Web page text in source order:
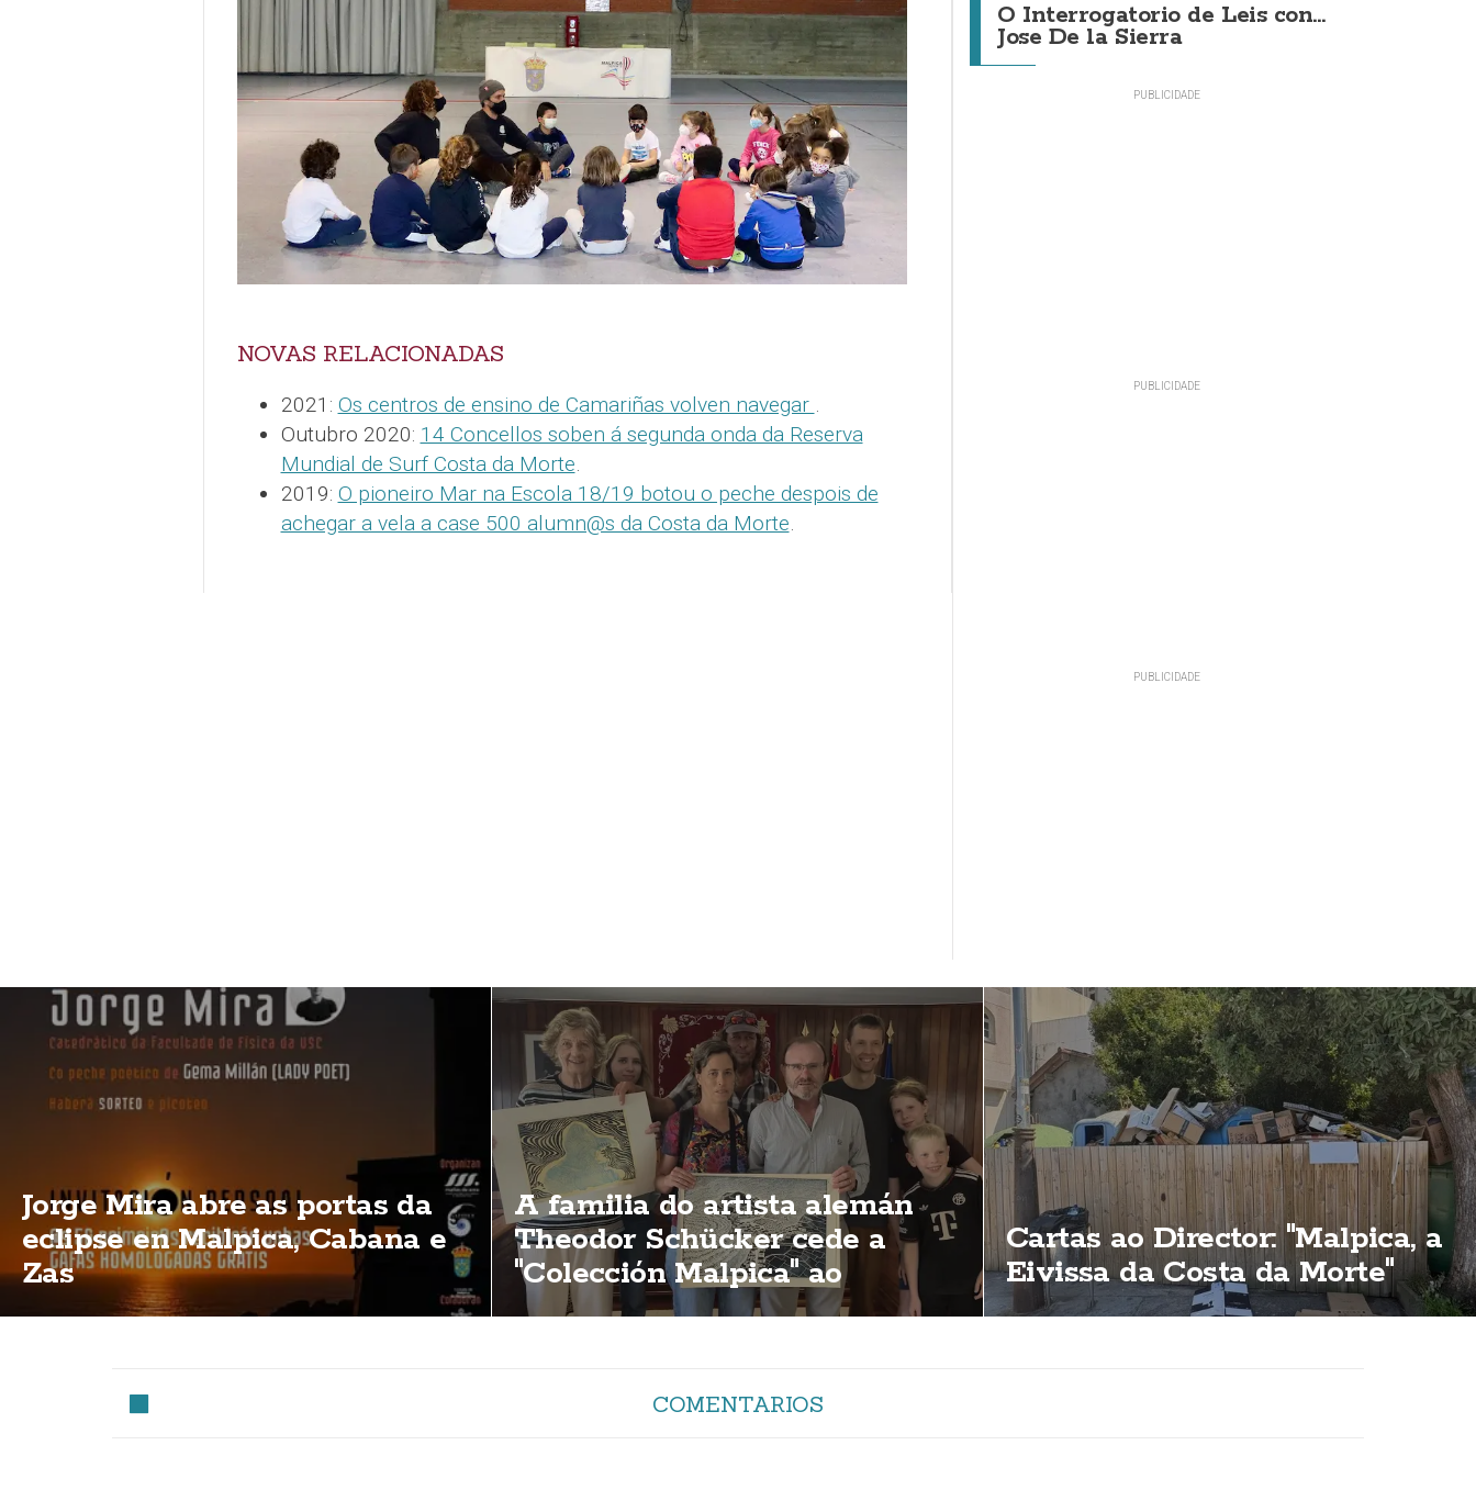
NOVAS RELACIONADAS
2021: Os centros de ensino de Camariñas volven navegar
Outubro 2020: 14 Concellos soben á segunda onda da Reserva
Mundial de Surf Costa da Morte
2019: O pioneiro Mar na Escola 18/19 botou o peche despois de
achegar a vela a case 500 alumn@s da Costa da Morte
O Interrogatorio de Leis con...
Jose De la Sierra
Jorge Mira abre as portas da
eclipse en Malpica, Cabana e
Zas
A familia do artista alemán
Theodor Schücker cede a
"Colección Malpica" ao
concello malpicán
Cartas ao Director: "Malpica, a
Eivissa da Costa da Morte"
COMENTARIOS